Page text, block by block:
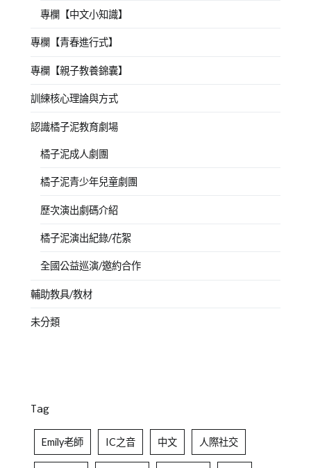
專欄【中文小知識】
專欄【青春進行式】
專欄【親子教養錦囊】
訓練核心理論與方式
認識橘子泥教育劇場
橘子泥成人劇團
橘子泥青少年兒童劇團
歷次演出劇碼介紹
橘子泥演出紀錄/花絮
全國公益巡演/邀約合作
輔助教具/教材
未分類
Tag
Emily老師 IC之音 中文 人際社交